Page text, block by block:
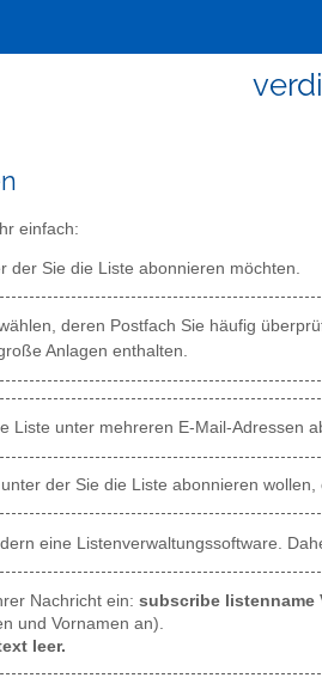
einfach:
der Sie die Liste abonnieren möchten.
deren Postfach Sie häufig
Anlagen enthalten.
Liste unter mehreren E-Mail-Adressen
der Sie die Liste abonnieren wollen,
eine Listenverwaltungssoftware.
Nachricht ein: subscribe listenname
und Vornamen an).
leer.